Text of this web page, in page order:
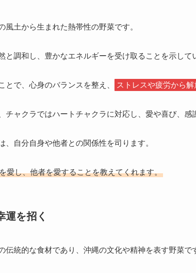
風土から生まれた熱帯性の野菜です。
と調和し、豊かなエネルギーを受け取ることを示して
とで、心身のバランスを整え、 ストレスや疲労から解
チャクラではハートチャクラに対応し、愛や喜び、感
、自分自身や他者との関係性を司ります。
愛し、他者を愛することを教えてくれます。
運を招く
伝統的な食材であり、沖縄の文化や精神を表す野菜で